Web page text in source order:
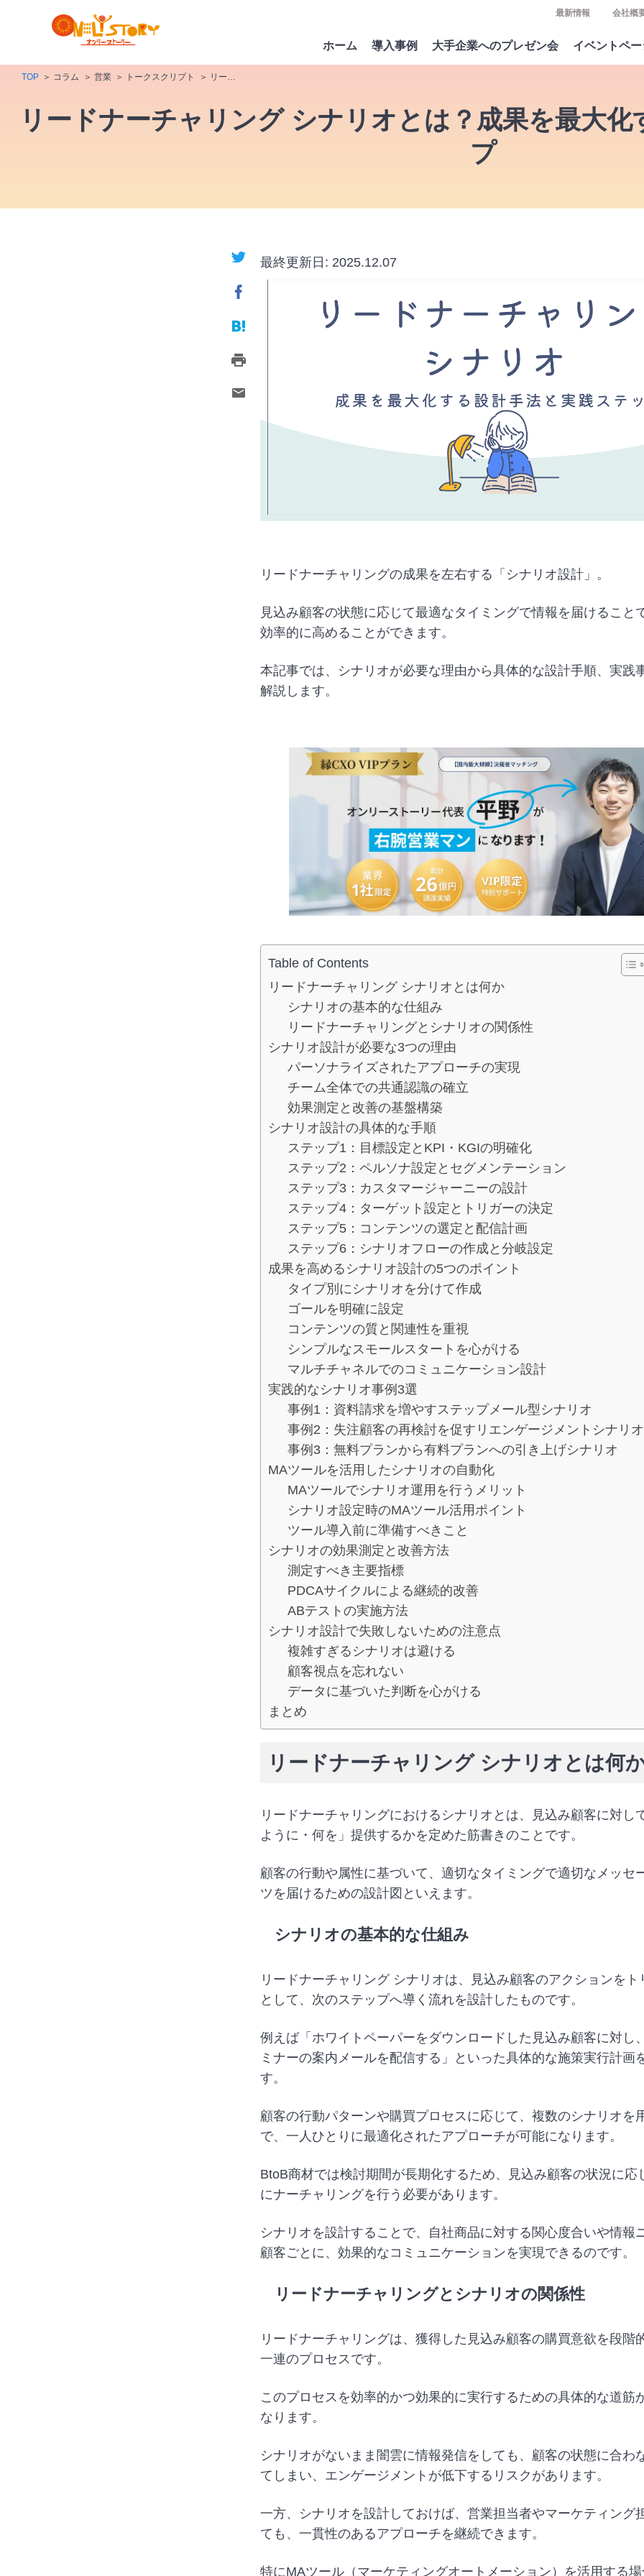
最新情報 会社概
ホーム 導入事例 大手企業へのプレゼン会 イベントペ
TOP コラム 営業 トークスクリプト リードナーチャリング シナリオとは？成果を最大化する設計手法と実践ステップ
リードナーチャリング シナリオとは？成果を最大
プ
最終更新日: 2025.12.07
リードナーチャリングの成果を左右する「シナリオ設計」。
見込み顧客の状態に応じて最適なタイミングで情報を届けること
効率的に高めることができます。
本記事では、シナリオが必要な理由から具体的な設計手順、実践
解説します。
Table of Contents
リードナーチャリング シナリオとは何か
シナリオの基本的な仕組み
リードナーチャリングとシナリオの関係性
シナリオ設計が必要な3つの理由
パーソナライズされたアプローチの実現
チーム全体での共通認識の確立
効果測定と改善の基盤構築
シナリオ設計の具体的な手順
ステップ1：目標設定とKPI・KGIの明確化
ステップ2：ペルソナ設定とセグメンテーション
ステップ3：カスタマージャーニーの設計
ステップ4：ターゲット設定とトリガーの決定
ステップ5：コンテンツの選定と配信計画
ステップ6：シナリオフローの作成と分岐設定
成果を高めるシナリオ設計の5つのポイント
タイプ別にシナリオを分けて作成
ゴールを明確に設定
コンテンツの質と関連性を重視
シンプルなスモールスタートを心がける
マルチチャネルでのコミュニケーション設計
実践的なシナリオ事例3選
事例1：資料請求を増やすステップメール型シナリオ
事例2：失注顧客の再検討を促すリエンゲージメントシナリオ
事例3：無料プランから有料プランへの引き上げシナリオ
MAツールを活用したシナリオの自動化
MAツールでシナリオ運用を行うメリット
シナリオ設定時のMAツール活用ポイント
ツール導入前に準備すべきこと
シナリオの効果測定と改善方法
測定すべき主要指標
PDCAサイクルによる継続的改善
ABテストの実施方法
シナリオ設計で失敗しないための注意点
複雑すぎるシナリオは避ける
顧客視点を忘れない
データに基づいた判断を心がける
まとめ
リードナーチャリング シナリオとは何
リードナーチャリングにおけるシナリオとは、見込み顧客に対し
ように・何を」提供するかを定めた筋書きのことです。
顧客の行動や属性に基づいて、適切なタイミングで適切なメッセ
ツを届けるための設計図といえます。
シナリオの基本的な仕組み
リードナーチャリング シナリオは、見込み顧客のアクションをト
として、次のステップへ導く流れを設計したものです。
例えば「ホワイトペーパーをダウンロードした見込み顧客に対し
ミナーの案内メールを配信する」といった具体的な施策実行計画
す。
顧客の行動パターンや購買プロセスに応じて、複数のシナリオを
で、一人ひとりに最適化されたアプローチが可能になります。
BtoB商材では検討期間が長期化するため、見込み顧客の状況に応
にナーチャリングを行う必要があります。
シナリオを設計することで、自社商品に対する関心度合いや情報
顧客ごとに、効果的なコミュニケーションを実現できるのです。
リードナーチャリングとシナリオの関係性
リードナーチャリングは、獲得した見込み顧客の購買意欲を段階
一連のプロセスです。
このプロセスを効率的かつ効果的に実行するための具体的な道筋
なります。
シナリオがないまま闇雲に情報発信をしても、顧客の状態に合わ
てしまい、エンゲージメントが低下するリスクがあります。
一方、シナリオを設計しておけば、営業担当者やマーケティング
ても、一貫性のあるアプローチを継続できます。
特にMAツール（マーケティングオートメーション）を活用する